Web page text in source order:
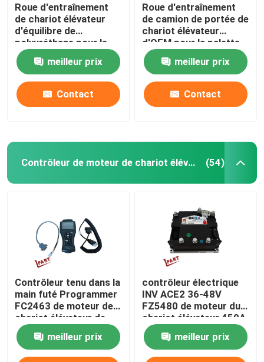
Roue d'entraînement
de chariot élévateur
d'équilibre de
polyuréthane pour le
camion de palette
130x55x52mm
meilleur prix
Contact
Roue d'entraînement
de camion de portée de
chariot élévateur
d'OEM pour la palette
électrique Jack
138x68x52mm
meilleur prix
Contact
Contrôleur de moteur de chariot élévateur (54)
Contrôleur tenu dans la
main futé Programmer
FC2463 de moteur de
chariot élévateur de
ZAPI
meilleur prix
contrôleur électrique
INV ACE2 36-48V
FZ5480 de moteur du
chariot élévateur 450A
meilleur prix